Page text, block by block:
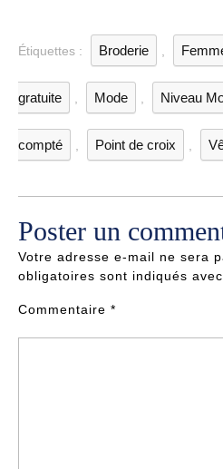
Étiquettes : Broderie ,
gratuite , Mode , Niveau
compté , Point de croix ,
Poster un
Votre adresse e-mail ne sera
obligatoires sont indiqués avec
Commentaire *